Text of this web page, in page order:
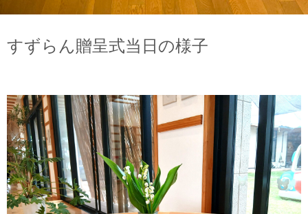
すずらん贈呈式当日の様子